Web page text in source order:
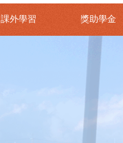
課外學習 獎助學金